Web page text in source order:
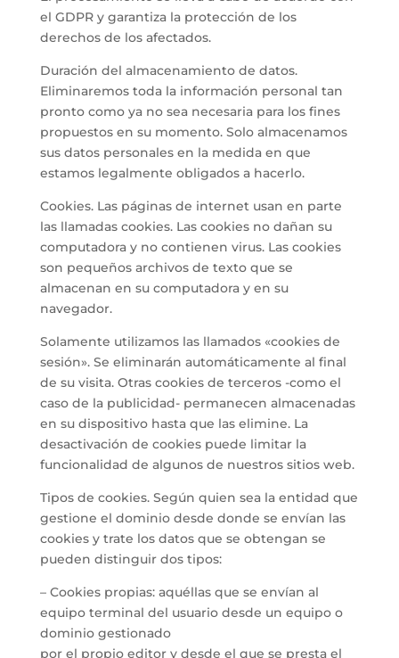
el GDPR y garantiza la protección de los
derechos de los afectados.
Duración del almacenamiento de datos.
Eliminaremos toda la información personal tan
pronto como ya no sea necesaria para los fines
propuestos en su momento. Solo almacenamos
sus datos personales en la medida en que
estamos legalmente obligados a hacerlo.
Cookies. Las páginas de internet usan en parte
las llamadas cookies. Las cookies no dañan su
computadora y no contienen virus. Las cookies
son pequeños archivos de texto que se
almacenan en su computadora y en su
navegador.
Solamente utilizamos las llamados «cookies de
sesión». Se eliminarán automáticamente al final
de su visita. Otras cookies de terceros -como el
caso de la publicidad- permanecen almacenadas
en su dispositivo hasta que las elimine. La
desactivación de cookies puede limitar la
funcionalidad de algunos de nuestros sitios web.
Tipos de cookies. Según quien sea la entidad que
gestione el dominio desde donde se envían las
cookies y trate los datos que se obtengan se
pueden distinguir dos tipos:
– Cookies propias: aquéllas que se envían al
equipo terminal del usuario desde un equipo o
dominio gestionado
por el propio editor y desde el que se presta el